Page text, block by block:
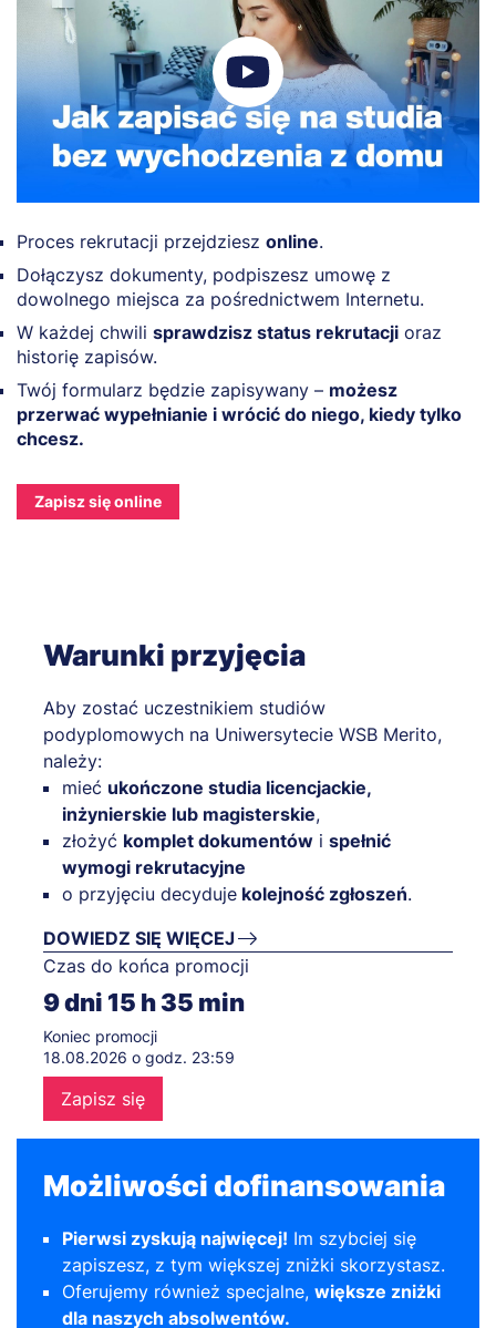
Proces rekrutacji przejdziesz online.
Dołączysz dokumenty, podpiszesz umowę z
dowolnego miejsca za pośrednictwem Internetu.
W każdej chwili sprawdzisz status rekrutacji oraz
historię zapisów.
Twój formularz będzie zapisywany – możesz
przerwać wypełnianie i wrócić do niego, kiedy tylko
chcesz.
Zapisz się online
Warunki przyjęcia
Aby zostać uczestnikiem studiów
podyplomowych na Uniwersytecie WSB Merito,
należy:
mieć ukończone studia licencjackie,
inżynierskie lub magisterskie,
złożyć komplet dokumentów i spełnić
wymogi rekrutacyjne
o przyjęciu decyduje kolejność zgłoszeń.
DOWIEDZ SIĘ WIĘCEJ
Czas do końca promocji
9dni 15 h35 min
Koniec promocji
18.08.2026 o godz. 23:59
Zapisz się
Możliwości dofinansowania
Pierwsi zyskują najwięcej! Im szybciej się
zapiszesz, z tym większej zniżki skorzystasz.
Oferujemy również specjalne, większe zniżki
dla naszych absolwentów.